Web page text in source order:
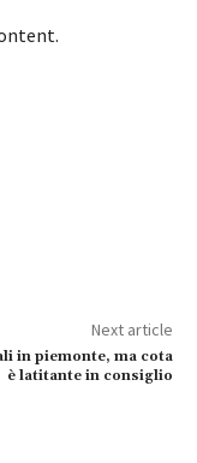
Next article
in piemonte, ma cota
è latitante in consiglio